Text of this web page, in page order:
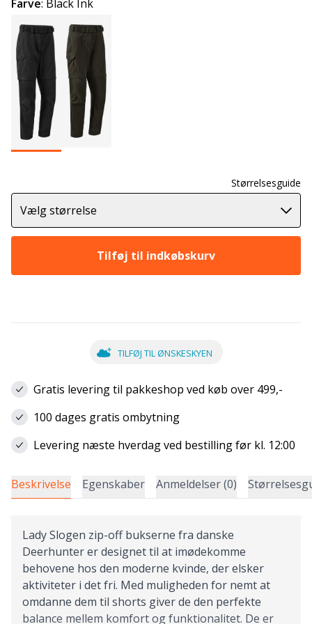
Farve: Black Ink
Størrelsesguide
Vælg størrelse
Tilføj til indkøbskurv
TILFØJ TIL ØNSKESKYEN
Gratis levering til pakkeshop ved køb over 499,-
100 dages gratis ombytning
Levering næste hverdag ved bestilling før kl. 12:00
Beskrivelse Egenskaber Anmeldelser (0)
Lady Slogen zip-off bukserne fra danske
Deerhunter er designet til at imødekomme
behovene hos den moderne kvinde, der elsker
aktiviteter i det fri. Med muligheden for nemt at
omdanne dem til shorts giver de den perfekte
balance mellem komfort og funktionalitet. De er